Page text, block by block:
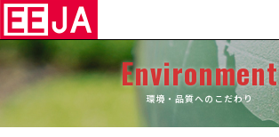
Environment
環境・品質へのこだわり